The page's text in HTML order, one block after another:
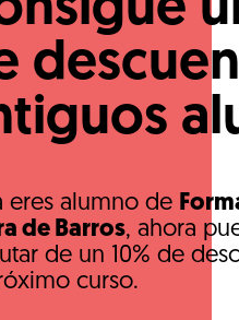
eres alumno de
de Barros, ahora
de un 10% de
curso.